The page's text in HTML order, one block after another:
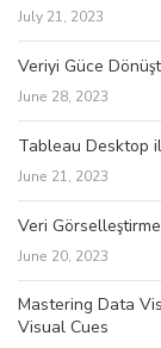
July 21, 2023
Veriyi Güce
June 28, 2023
Tableau Desktop
June 21, 2023
Veri
June 20, 2023
Mastering Data
Visual Cues